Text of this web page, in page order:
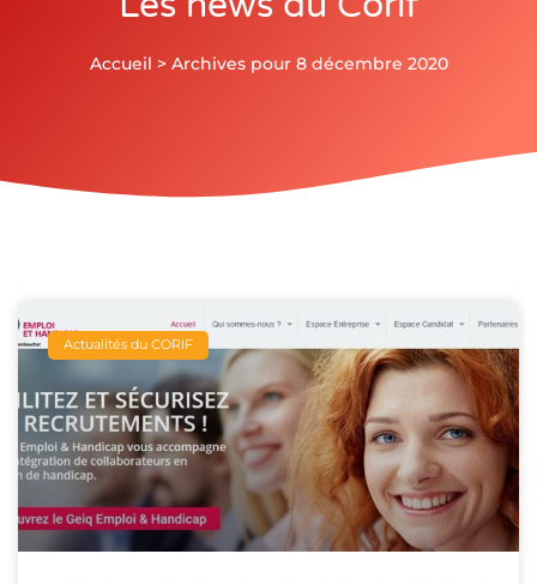
Accueil > Archives pour 8 décembre 2020
Actualités du CORIF